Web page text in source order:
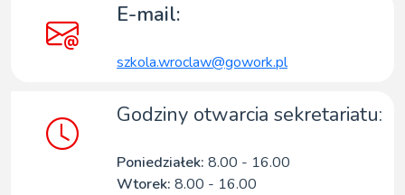
E-mail:
szkola.wroclaw@gowork.pl
Godziny otwarcia sekretariatu:
Poniedziałek: 8.00 - 16.00
Wtorek: 8.00 - 16.00